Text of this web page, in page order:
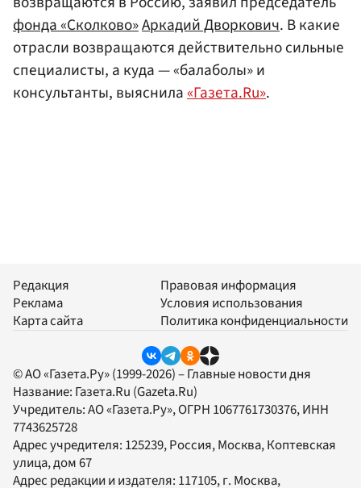
фонда «Сколково»Аркадий Дворкович. В какие
отрасли возвращаются действительно сильные
специалисты, а куда — «балаболы» и
консультанты, выяснила«Газета.Ru».
Редакция
Реклама
Карта сайта
Правовая информация
Условия использования
Политика конфиденциальности
© АО «Газета.Ру» (1999-2026) – Главные новости дня
Название: Газета.Ru (Gazeta.Ru)
Учредитель:АО «Газета.Ру», ОГРН 1067761730376, ИНН
7743625728
Адрес учредителя: 125239, Россия, Москва, Коптевская
улица, дом 67
Адрес редакции и издателя: 117105, г. Москва,